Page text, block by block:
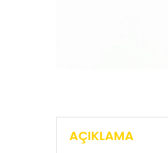
AÇIKLAMA